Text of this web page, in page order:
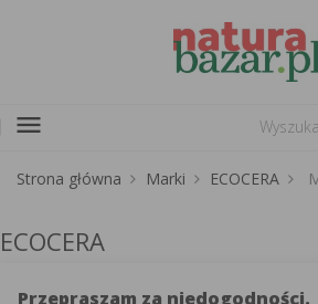
menu
Strona główna Marki ECOCERA
ECOCERA
Przepraszam za niedogodności.